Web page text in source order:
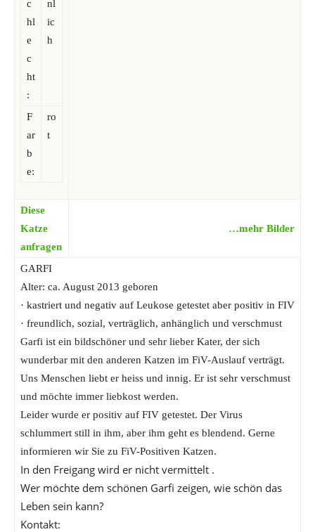
c
hl
e
c
ht
:
nl
ic
h
F
ar
b
e:
ro
t
Diese
Katze
anfragen
…mehr Bilder
GARFI
Alter: ca. August 2013 geboren
· kastriert und negativ auf Leukose getestet aber positiv in FIV
· freundlich, sozial, verträglich, anhänglich und verschmust
Garfi ist ein bildschöner und sehr lieber Kater, der sich
wunderbar mit den anderen Katzen im FiV-Auslauf verträgt.
Uns Menschen liebt er heiss und innig. Er ist sehr verschmust
und möchte immer liebkost werden.
Leider wurde er positiv auf FIV getestet. Der Virus
schlummert still in ihm, aber ihm geht es blendend. Gerne
informieren wir Sie zu FiV-Positiven Katzen.
In den Freigang wird er nicht vermittelt .
Wer möchte dem schönen Garfi zeigen, wie schön das
Leben sein kann?
Kontakt: